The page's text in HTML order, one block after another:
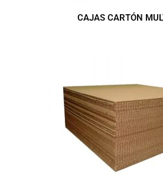
CAJAS CARTÓN